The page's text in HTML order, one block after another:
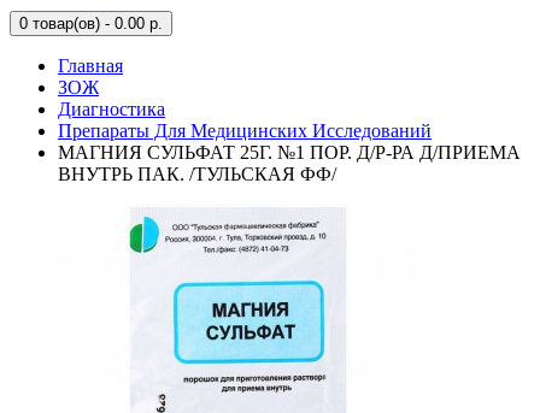
0 товар(ов) - 0.00 р.
Главная
ЗОЖ
Диагностика
Препараты Для Медицинских Исследований
МАГНИЯ СУЛЬФАТ 25Г. №1 ПОР. Д/Р-РА Д/ПРИЕМА
ВНУТРЬ ПАК. /ТУЛЬСКАЯ ФФ/